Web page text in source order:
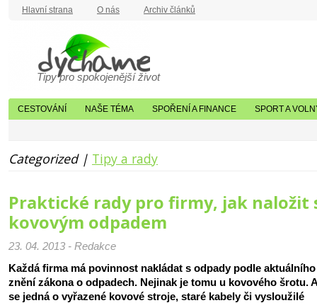
Hlavní strana O nás Archiv článků
Tipy pro spokojenější život
CESTOVÁNÍ NAŠE TÉMA SPOŘENÍ A FINANCE SPORT A
Categorized | Tipy a rady
Praktické rady pro firmy, jak naložit
kovovým odpadem
23. 04. 2013 - Redakce
Každá firma má povinnost nakládat s odpady podle aktuálního
znění zákona o odpadech. Nejinak je tomu u kovového šrotu.
se jedná o vyřazené kovové stroje, staré kabely či vysloužilé